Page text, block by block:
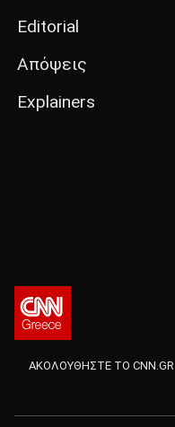
Editorial
Απόψεις
Explainers
ΑΚΟΛΟΥΘΗΣΤΕ ΤΟ CNN.GR